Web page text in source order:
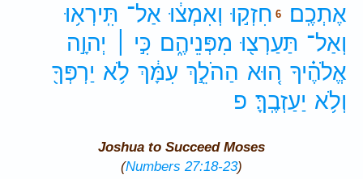
אֶתְכֶֽם׃
6 חִזְק֣וּ וְאִמְצ֔וּ אַל־ תִּֽירְא֥וּ
וְאַל־ תַּעַרְצ֖וּ מִפְּנֵיהֶ֑ם כִּ֣י ׀
יְהוָ֣ה
אֱלֹהֶ֗יךָ ה֚וּא הַהֹלֵ֣ךְ עִמָּ֔ךְ לֹ֥א יַרְפְּךָ֖
וְלֹ֥א יַעַזְבֶֽךָּ׃ פ
Joshua to Succeed Moses
(Numbers 27:18-23)